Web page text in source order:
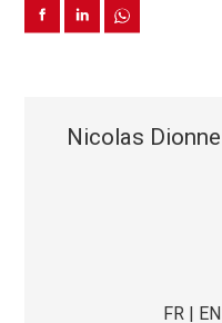
Nicolas Dionne
FR | EN